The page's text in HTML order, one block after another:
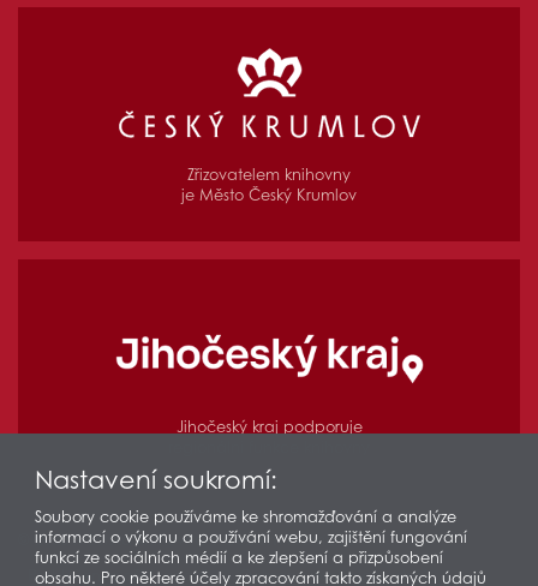
Zřizovatelem knihovny
je Město Český Krumlov
Jihočeský kraj podporuje
© 2026 Městská knihovna v Českém Krumlově
Prohlášení o přístupnosti
Ochrana osobních údajů
Nastavení soukromí:
Soubory cookie používáme ke shromažďování a analýze
informací o výkonu a používání webu, zajištění fungování
funkcí ze sociálních médií a ke zlepšení a přizpůsobení
obsahu. Pro některé účely zpracování takto získaných údajů